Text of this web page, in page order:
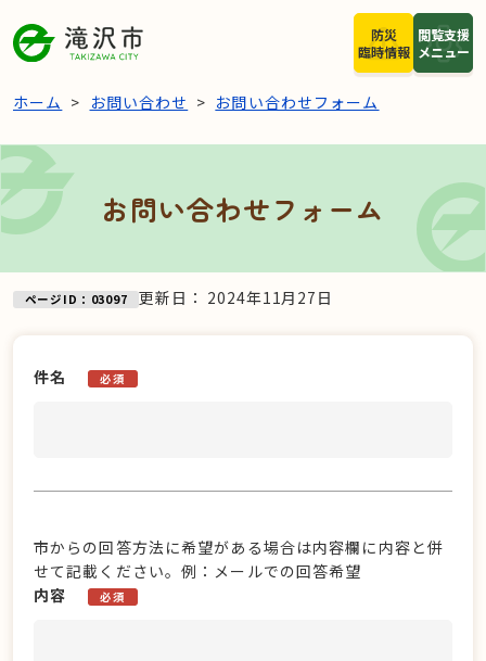
閲覧支援
メニュー
防災
臨時情報
ホーム お問い合わせ お問い合わせフォーム
お問い合わせフォーム
ページID：03097 更新日： 2024年11月27日
件名 必須
市からの回答方法に希望がある場合は内容欄に内容と併
せて記載ください。例：メールでの回答希望
内容
必須